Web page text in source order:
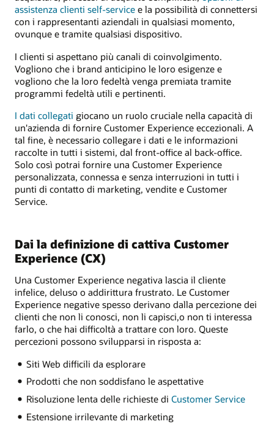
assistenza clienti self-service e la possibilità di connettersi
con i rappresentanti aziendali in qualsiasi momento,
ovunque e tramite qualsiasi dispositivo.
I clienti si aspettano più canali di coinvolgimento.
Vogliono che i brand anticipino le loro esigenze e
vogliono che la loro fedeltà venga premiata tramite
programmi fedeltà utili e pertinenti.
I dati collegati giocano un ruolo cruciale nella capacità di
un'azienda di fornire Customer Experience eccezionali. A
tal fine, è necessario collegare i dati e le informazioni
raccolte in tutti i sistemi, dal front-office al back-office.
Solo così potrai fornire una Customer Experience
personalizzata, connessa e senza interruzioni in tutti i
punti di contatto di marketing, vendite e Customer
Service.
Dai la definizione di cattiva Customer
Experience (CX)
Una Customer Experience negativa lascia il cliente
infelice, deluso o addirittura frustrato. Le Customer
Experience negative spesso derivano dalla percezione dei
clienti che non li conosci, non li capisci,o non ti interessa
farlo, o che hai difficoltà a trattare con loro. Queste
percezioni possono svilupparsi in risposta a:
Siti Web difficili da esplorare
Prodotti che non soddisfano le aspettative
Risoluzione lenta delle richieste di Customer Service
Estensione irrilevante di marketing